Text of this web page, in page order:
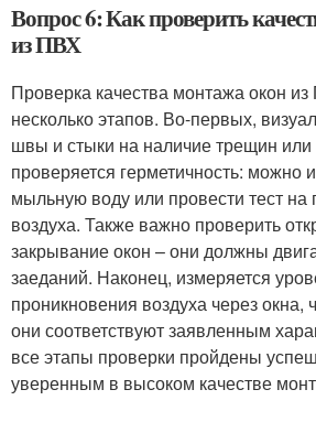
Вопрос 6: Как проверить
из ПВХ
Проверка качества монтажа окон
несколько этапов. Во-первых,
швы и стыки на наличие трещин или
проверяется герметичность: можно
мыльную воду или провести тест на
воздуха. Также важно проверить
закрывание окон – они должны
заеданий. Наконец, измеряется
проникновения воздуха через окна,
они соответствуют заявленным
все этапы проверки пройдены
уверенным в высоком качестве